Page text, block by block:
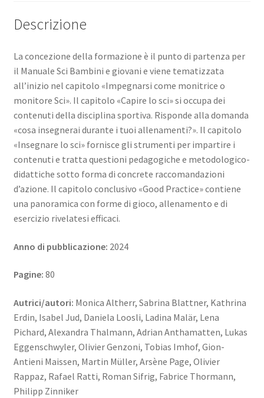
Descrizione
La concezione della formazione è il punto di partenza per
il Manuale Sci Bambini e giovani e viene tematizzata
all’inizio nel capitolo «Impegnarsi come monitrice o
monitore Sci». Il capitolo «Capire lo sci» si occupa dei
contenuti della disciplina sportiva. Risponde alla domanda
«cosa insegnerai durante i tuoi allenamenti?». Il capitolo
«Insegnare lo sci» fornisce gli strumenti per impartire i
contenuti e tratta questioni pedagogiche e metodologico-
didattiche sotto forma di concrete raccomandazioni
d’azione. Il capitolo conclusivo «Good Practice» contiene
una panoramica con forme di gioco, allenamento e di
esercizio rivelatesi efficaci.
Anno di pubblicazione: 2024
Pagine: 80
Autrici/autori: Monica Altherr, Sabrina Blattner, Kathrina
Erdin, Isabel Jud, Daniela Loosli, Ladina Malär, Lena
Pichard, Alexandra Thalmann, Adrian Anthamatten, Lukas
Eggenschwyler, Olivier Genzoni, Tobias Imhof, Gion-
Antieni Maissen, Martin Müller, Arsène Page, Olivier
Rappaz, Rafael Ratti, Roman Sifrig, Fabrice Thormann,
Philipp Zinniker